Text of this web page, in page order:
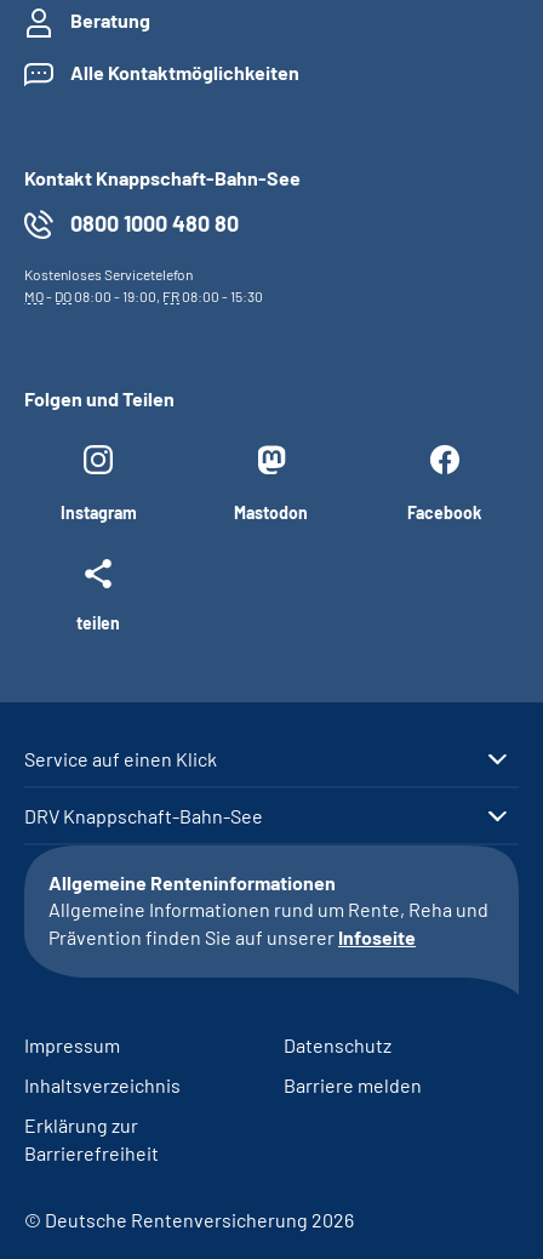
Beratung
Alle Kontaktmöglichkeiten
Kontakt Knappschaft-Bahn-See
0800 1000 480 80
Kostenloses Servicetelefon
MO- DO08:00 - 19:00, FR08:00 - 15:30
Folgen und Teilen
Instagram Mastodon Facebook
teilen
Service auf einen Klick
DRV Knappschaft-Bahn-See
Allgemeine Renteninformationen
Allgemeine Informationen rund um Rente, Reha und
Prävention finden Sie auf unserer Infoseite
Impressum
Datenschutz
Inhaltsverzeichnis
Barriere melden
Erklärung zur
Barrierefreiheit
© Deutsche Rentenversicherung 2026